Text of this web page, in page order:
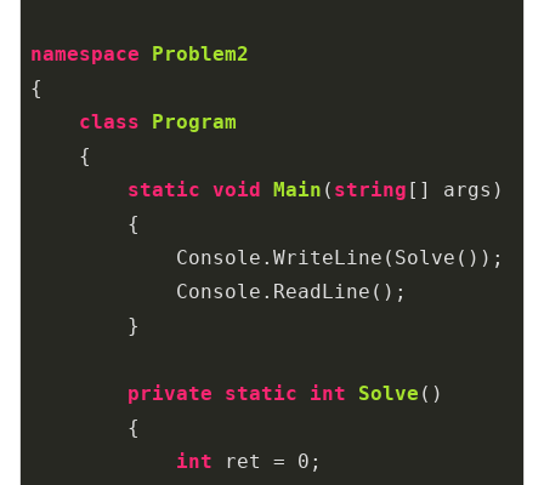
namespace
Problem2
{
class
Program
    {
static void Main ( string [] args )
        {
            Console.WriteLine(Solve());
            Console.ReadLine();
        }
private static int Solve ( )
        {
int ret = 0 ;